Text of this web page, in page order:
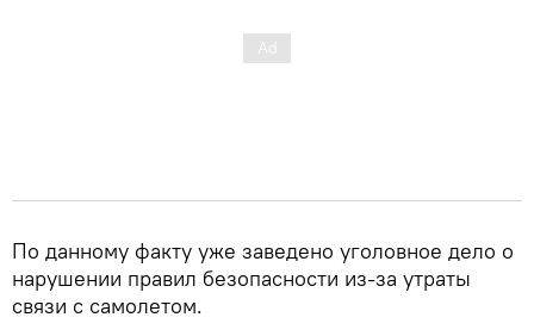
По данному факту уже заведено уголовное дело о
нарушении правил безопасности из-за утраты
связи с самолетом.